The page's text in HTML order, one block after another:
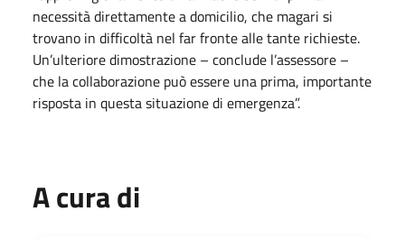
necessità direttamente a domicilio, che magari si
trovano in difficoltà nel far fronte alle tante richieste.
Un’ulteriore dimostrazione – conclude l’assessore –
che la collaborazione può essere una prima, importante
risposta in questa situazione di emergenza”.
A cura di